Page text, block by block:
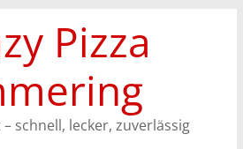
Pizza
schnell, lecker, zuverlässig